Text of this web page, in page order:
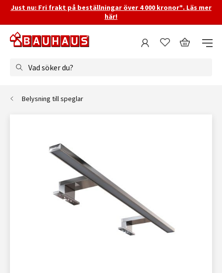
Just nu: Fri frakt på beställningar över 4 000 kronor*. Läs mer
här!
Vad söker du?
Belysning till speglar